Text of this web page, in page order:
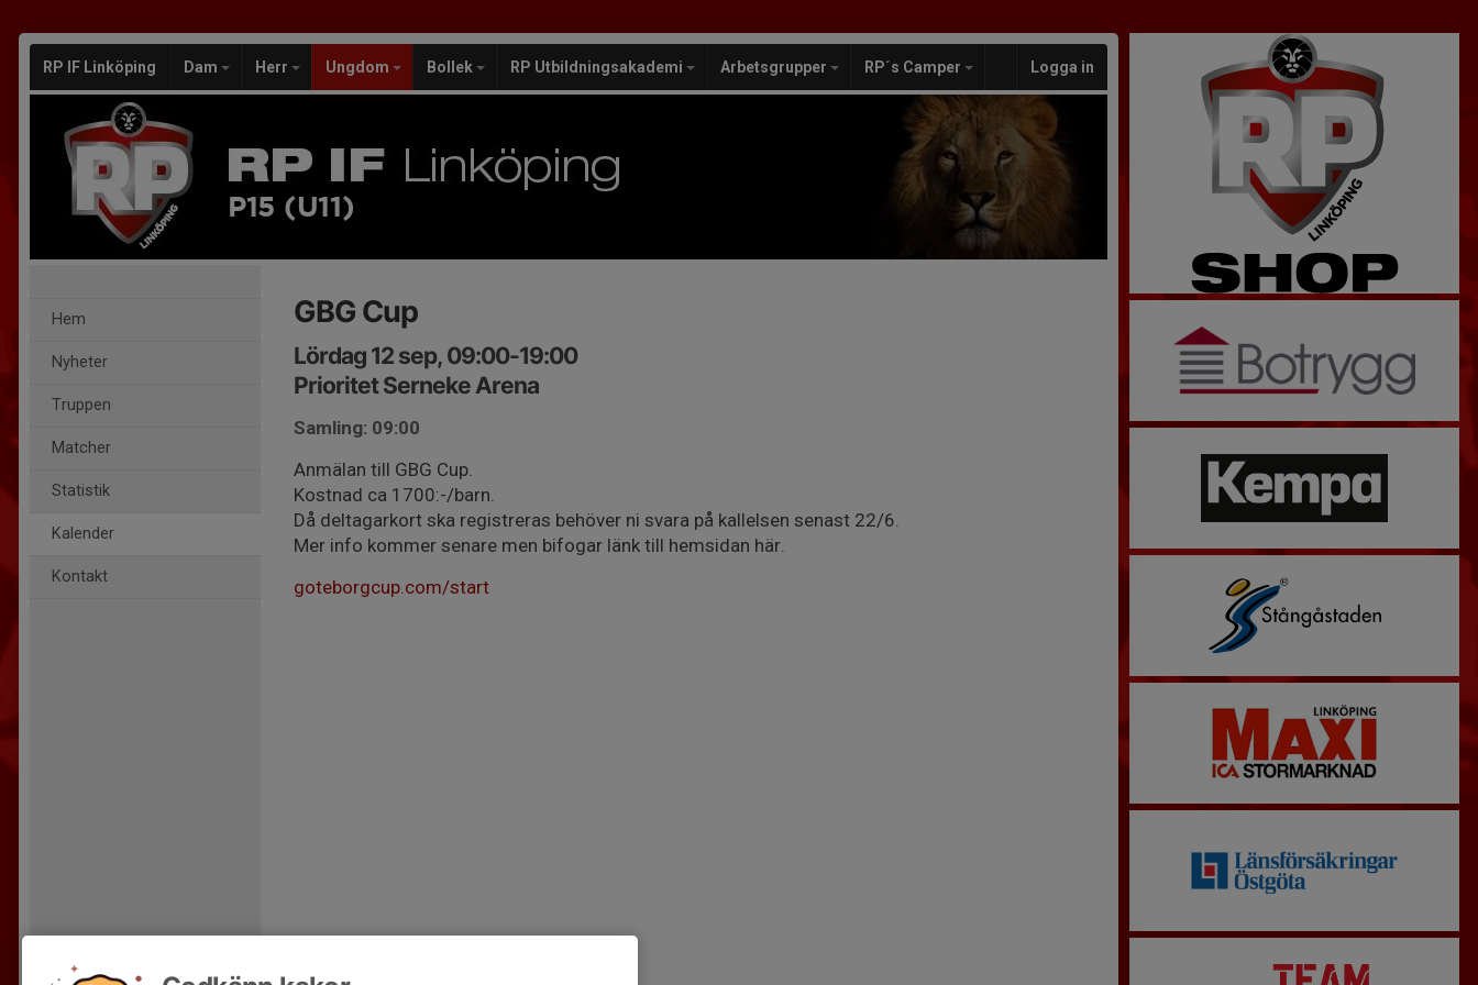
RP IF Linköping Dam Herr Ungdom Bollek RP Utbildningsakademi Arbetsgrupper RP´s Camper Logga in
P15 (U11)
Hem
Nyheter
Truppen
Matcher
Statistik
Kalender
Kontakt
GBG Cup
Lördag 12 sep, 09:00-19:00
Prioritet Serneke Arena
Samling: 09:00
Anmälan till GBG Cup.
Kostnad ca 1700:-/barn.
Då deltagarkort ska registreras behöver ni svara på kallelsen senast 22/6.
Mer info kommer senare men bifogar länk till hemsidan här.
goteborgcup.com/start